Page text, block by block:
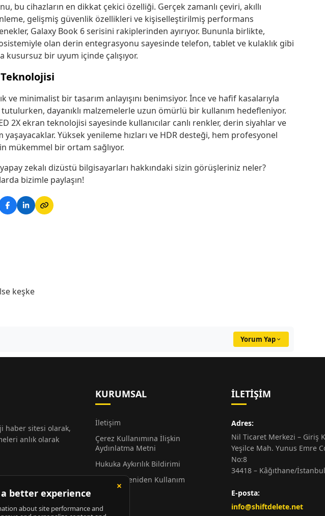
bu cihazların en dikkat çekici özelliği. Gerçek zamanlı çeviri, akıllı
gelişmiş güvenlik özellikleri ve kişiselleştirilmiş performans
Galaxy Book 6 serisini rakiplerinden ayırıyor. Bununla birlikte,
olan derin entegrasyonu sayesinde telefon, tablet ve kulaklık gibi
kusursuz bir uyum içinde çalışıyor.
ve minimalist bir tasarım anlayışını benimsiyor. İnce ve hafif kasalarıyla
dayanıklı malzemelerle uzun ömürlü bir kullanım hedefleniyor.
2X ekran teknolojisi sayesinde kullanıcılar canlı renkler, derin siyahlar ve
yaşayacaklar. Yüksek yenileme hızları ve HDR desteği, hem profesyonel
mükemmel bir ortam sağlıyor.
zekalı dizüstü bilgisayarları hakkındaki sizin görüşleriniz neler?
bizimle paylaşın!
keşke
Yorum Yap
haber sitesi olarak,
anlık olarak
KURUMSAL
İletişim
Çerez Kullanımına İlişkin
Aydınlatma Metni
Hukuka Aykırılık Bildirimi
Alıntı ve Yeniden Kullanım
Hakkında
Künye
İLETIŞIM
Adres:
Nil Ticaret Merkezi – Giriş
Yeşilce Mah. Yunus Emre
No:8
34418 – Kâğıthane/İstanbul
E-posta:
info@shiftdelete.net